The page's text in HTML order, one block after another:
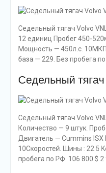
Седельный тягач Volvo
12 единиц Пробег 450-
Мощность — 450л.с.
база — 229. Без пробега
Седельный
Седельный тягач Volvo
Количество — 9 штук.
Двигатель — Cummins
10Скоростей. Шины : 22.5
пробега по РФ. 106 800 $ 2